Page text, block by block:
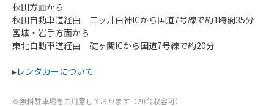
秋田方面から
秋田自動車道経由 二ッ井白神ICから国道7号線で約1時間35分
宮城・岩手方面から
東北自動車道経由 碇ヶ関ICから国道7号線で約20分
▸レンタカーについて
※無料駐車場をご用意しております（20台収容可）